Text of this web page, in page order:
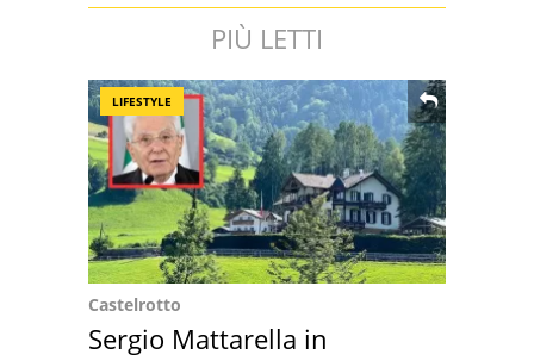
PIÙ LETTI
LIFESTYLE
Castelrotto
Sergio Mattarella in